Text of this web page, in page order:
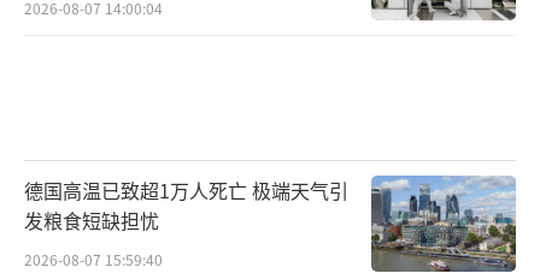
阔的海域，E-2D“腿短”的问题尤为突出。同
D的续航能力偏弱，即便得到加油，考虑到机组
人员的承受能力，每次任务持续的时间通常也
难以超过8小时。
2026-08-07 14:00:04
德国高温已致超1万人死亡 极端天气引
发粮食短缺担忧
2026-08-07 15:59:40